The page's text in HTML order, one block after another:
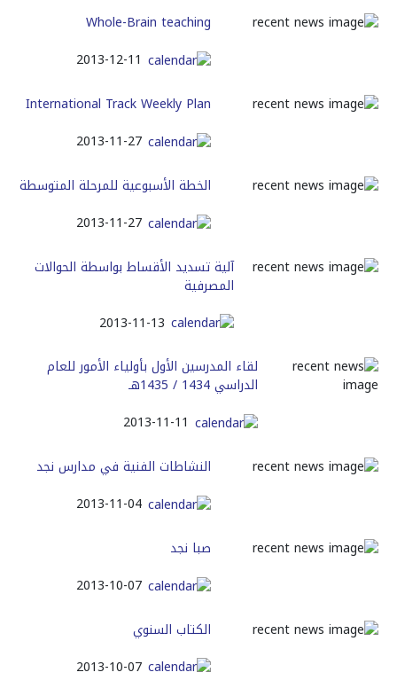
Whole-Brain teaching
2013-12-11
International Track Weekly Plan
2013-11-27
الخطة الأسبوعية للمرحلة المتوسطة
2013-11-27
آلية تسديد الأقساط بواسطة الحوالات
المصرفية
2013-11-13
لقاء المدرسين الأول بأولياء الأمور للعام
الدراسي 1434 / 1435هـ
2013-11-11
النشاطات الفنية في مدارس نجد
2013-11-04
صبا نجد
2013-10-07
الكتاب السنوي
2013-10-07